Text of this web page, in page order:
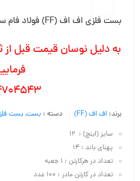
بست فلزی اف اف (FF) فولاد فام سایز 280-300
به دلیل نوسان قیمت قبل
برند: اف اف (FF) دسته : بست, بست
سایز (اینچ) : 12
پهنای باند : 14
تعداد در هرکارتن : 1 جعبه
تعداد در کارتن مادر : 100 عدد